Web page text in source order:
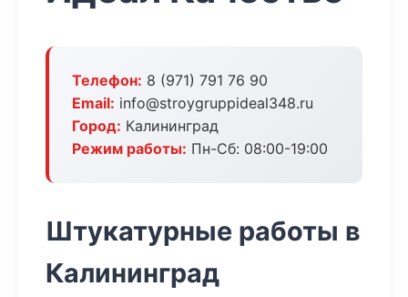
Телефон: 8 (971) 791 76 90
Email: info@stroygruppideal348.ru
Город: Калининград
Режим работы: Пн-Сб: 08:00-19:00
Штукатурные работы в
Калининград